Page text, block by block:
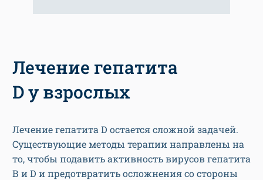
Лечение гепатита
D у взрослых
Лечение гепатита D остается сложной задачей.
Существующие методы терапии направлены на
то, чтобы подавить активность вирусов гепатита
В и D и предотвратить осложнения со стороны